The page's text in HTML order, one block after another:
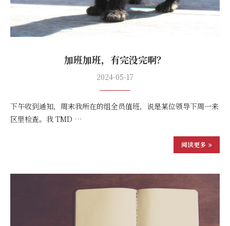
加班加班，有完没完啊？
2024-05-17
下午收到通知，周末我所在的组全员值班，说是某位领导下周一来
区里检查。我 TMD …
阅读更多